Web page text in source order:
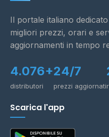
Il portale italiano
migliori prezzi, orari e
aggiornamenti in tempo
4.076+
distributori
24/7
prezzi aggiornati
Scarica l'app